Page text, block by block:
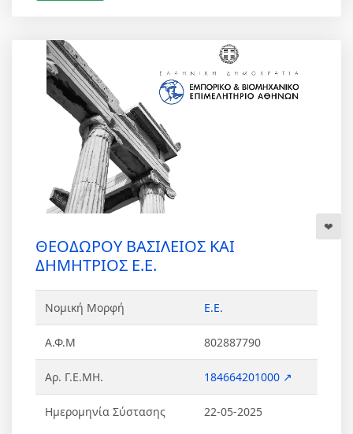
ΘΕΟΔΩΡΟΥ ΒΑΣΙΛΕΙΟΣ ΚΑΙ
ΔΗΜΗΤΡΙΟΣ Ε.Ε.
Νομική Μορφή Ε.Ε.
Α.Φ.Μ 802887790
Αρ. Γ.Ε.ΜΗ. 184664201000 ↗
Ημερομηνία Σύστασης 22-05-2025